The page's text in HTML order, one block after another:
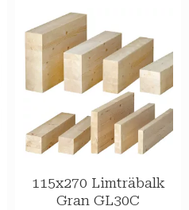
115x270 Limträbalk
Gran GL30C